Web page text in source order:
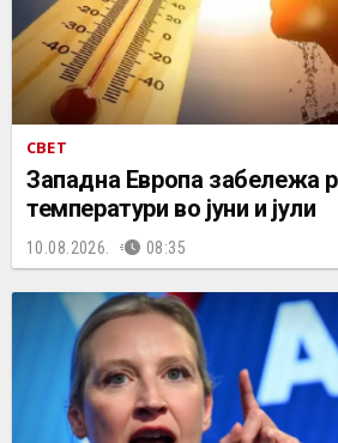
СВЕТ
Западна Европа забележа
температури во јуни и јули
10.08.2026. 08:35